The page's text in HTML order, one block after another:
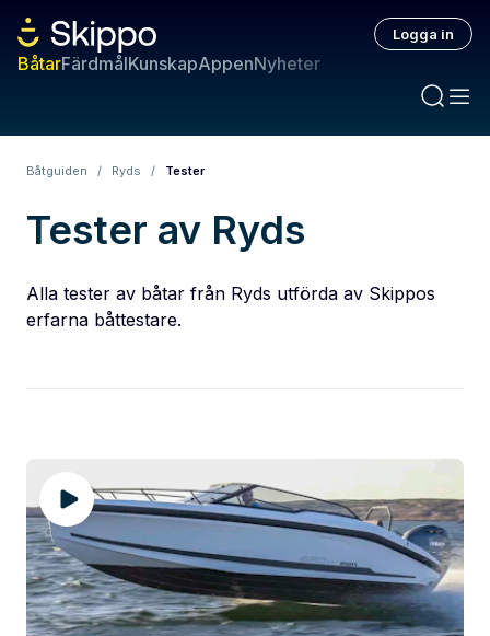
BåtarFärdmålKunskapAppenNyheter
Logga in
Båtguiden / Ryds / Tester
Tester av Ryds
Alla tester av båtar från Ryds utförda av Skippos
erfarna båttestare.